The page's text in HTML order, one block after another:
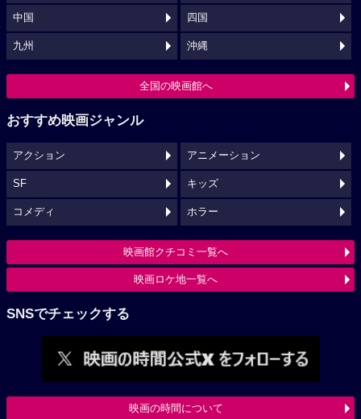
中国 四国
九州 沖縄
全国の映画館へ
おすすめ映画ジャンル
アクション アニメーション
SF キッズ
コメディ ホラー
映画館クチコミ一覧へ
映画ロケ地一覧へ
SNSでチェックする
映画の時間について